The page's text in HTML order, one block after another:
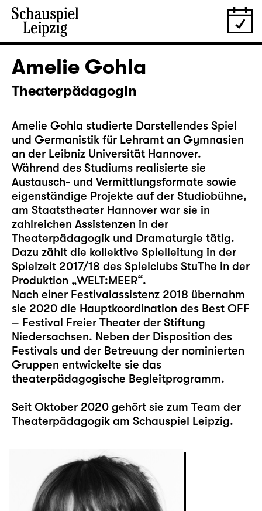
Amelie Gohla
Theaterpädagogin
Amelie Gohla studierte Darstellendes Spiel
und Germanistik für Lehramt an Gymnasien
an der Leibniz Universität Hannover.
Während des Studiums realisierte sie
Austausch- und Vermittlungsformate sowie
eigenständige Projekte auf der Studiobühne,
am Staatstheater Hannover war sie in
zahlreichen Assistenzen in der
Theaterpädagogik und Dramaturgie tätig.
Dazu zählt die kollektive Spielleitung in der
Spielzeit 2017/18 des Spielclubs StuThe in der
Produktion „WELT:MEER“.
Nach einer Festivalassistenz 2018 übernahm
sie 2020 die Hauptkoordination des Best OFF
– Festival Freier Theater der Stiftung
Niedersachsen. Neben der Disposition des
Festivals und der Betreuung der nominierten
Gruppen entwickelte sie das
theaterpädagogische Begleitprogramm.
Seit Oktober 2020 gehört sie zum Team der
Theaterpädagogik am Schauspiel Leipzig.